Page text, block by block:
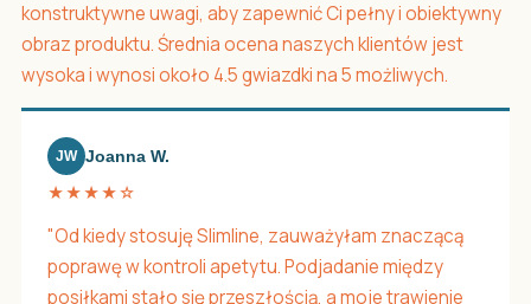
konstruktywne uwagi, aby zapewnić Ci pełny i obiektywny
obraz produktu. Średnia ocena naszych klientów jest
wysoka i wynosi około 4.5 gwiazdki na 5 możliwych.
JW Joanna W.
★★★★☆
"Od kiedy stosuję Slimline, zauważyłam znaczącą
poprawę w kontroli apetytu. Podjadanie między
posiłkami stało się przeszłością, a moje trawienie